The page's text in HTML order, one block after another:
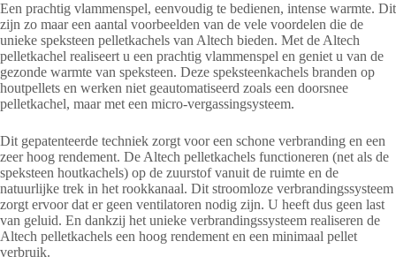
Een prachtig vlammenspel, eenvoudig te bedienen, intense warmte. Dit
zijn zo maar een aantal voorbeelden van de vele voordelen die de
unieke speksteen pelletkachels van Altech bieden. Met de Altech
pelletkachel realiseert u een prachtig vlammenspel en geniet u van de
gezonde warmte van speksteen. Deze speksteenkachels branden op
houtpellets en werken niet geautomatiseerd zoals een doorsnee
pelletkachel, maar met een micro-vergassingsysteem.
Dit gepatenteerde techniek zorgt voor een schone verbranding en een
zeer hoog rendement. De Altech pelletkachels functioneren (net als de
speksteen houtkachels) op de zuurstof vanuit de ruimte en de
natuurlijke trek in het rookkanaal. Dit stroomloze verbrandingssysteem
zorgt ervoor dat er geen ventilatoren nodig zijn. U heeft dus geen last
van geluid. En dankzij het unieke verbrandingssysteem realiseren de
Altech pelletkachels een hoog rendement en een minimaal pellet
verbruik.